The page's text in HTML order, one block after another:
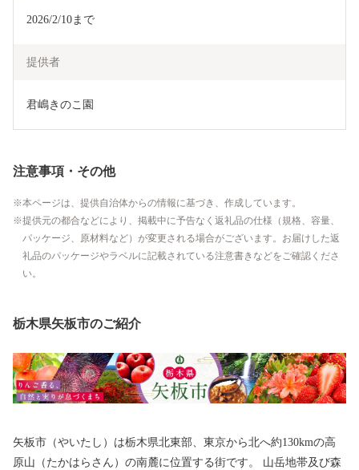
2026/2/10まで
提供者
君嶋きのこ園
注意事項・その他
本ページは、提供自治体からの情報に基づき、作成しています。
提供元の都合などにより、掲載中に予告なく返礼品の仕様（規格、容量、
パッケージ、原材料など）が変更される場合がございます。お届けした返
礼品のパッケージやラベルに記載されている注意書きなどをご確認くださ
い。
栃木県矢板市のご紹介
矢板市（やいたし）は栃木県北東部、東京から北へ約130kmの高
原山（たかはらさん）の南麓に位置する街です。 山岳地帯及び森